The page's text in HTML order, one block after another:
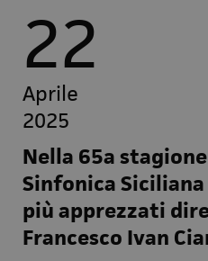
22
Aprile
2025
Nella 65a
Sinfonica
più apprezzati
Francesco Ivan